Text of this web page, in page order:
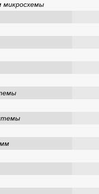
микросхемы